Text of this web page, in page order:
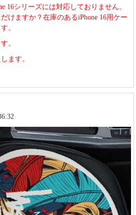
16シリーズには対応しておりません。
けますか？在庫のあるiPhone 16用ケー
。
。
ます。